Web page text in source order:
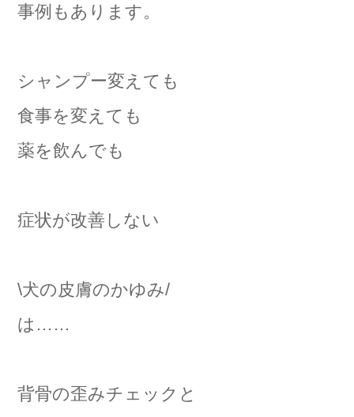
事例もあります。
シャンプー変えても
食事を変えても
薬を飲んでも
症状が改善しない
\犬の皮膚のかゆみ/
は……
背骨の歪みチェックと